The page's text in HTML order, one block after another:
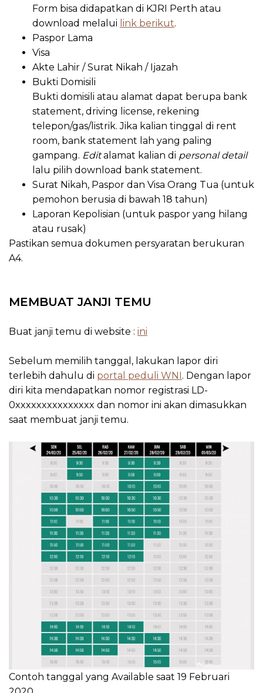
Form bisa didapatkan di KJRI Perth atau
download melalui link berikut.
Paspor Lama
Visa
Akte Lahir / Surat Nikah / Ijazah
Bukti Domisili
Bukti domisili atau alamat dapat berupa bank
statement, driving license, rekening
telepon/gas/listrik. Jika kalian tinggal di rent
room, bank statement lah yang paling
gampang. Editalamat kalian di personal detail
lalu pilih download bank statement.
Surat Nikah, Paspor dan Visa Orang Tua (untuk
pemohon berusia di bawah 18 tahun)
Laporan Kepolisian (untuk paspor yang hilang
atau rusak)
Pastikan semua dokumen persyaratan berukuran
A4.
MEMBUAT JANJI TEMU
Buat janji temu di website : ini
Sebelum memilih tanggal, lakukan lapor diri
terlebih dahulu di portal peduli WNI. Dengan lapor
diri kita mendapatkan nomor registrasi LD-
0xxxxxxxxxxxxxxx dan nomor ini akan dimasukkan
saat membuat janji temu.
Contoh tanggal yang Available saat 19 Februari